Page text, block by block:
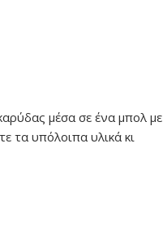
μέσα σε ένα μπολ με
τα υπόλοιπα υλικά κι